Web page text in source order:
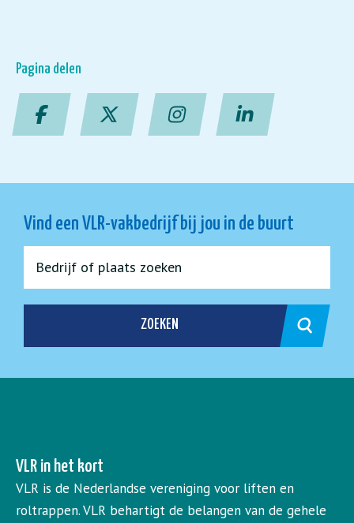
Pagina delen
Vind een VLR-vakbedrijf bij jou in de buurt
ZOEKEN
VLR in het kort
VLR is de Nederlandse vereniging voor liften en
roltrappen. VLR behartigt de belangen van de gehele